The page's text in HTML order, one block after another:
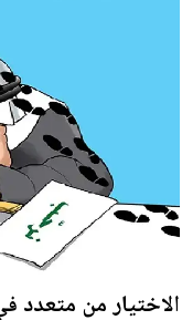
الاختيار من متعدد